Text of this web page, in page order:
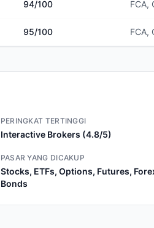
94/100 FCA,
95/100 FCA,
PERINGKAT TERTINGGI
Interactive Brokers (4.8/5)
PASAR YANG DICAKUP
Stocks, ETFs, Options, Futures,
Bonds